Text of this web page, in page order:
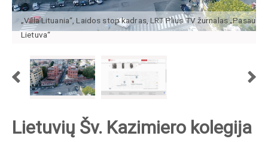
„Villa Lituania“, Laidos stop kadras, LRT Plius TV žurnalas „Pasaulio
Lietuva“
Lietuvių Šv. Kazimiero kolegija